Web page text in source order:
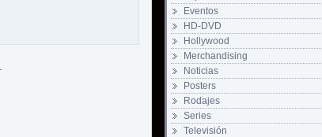
Eventos
HD-DVD
Hollywood
Merchandising
Noticias
Posters
Rodajes
Series
Televisión